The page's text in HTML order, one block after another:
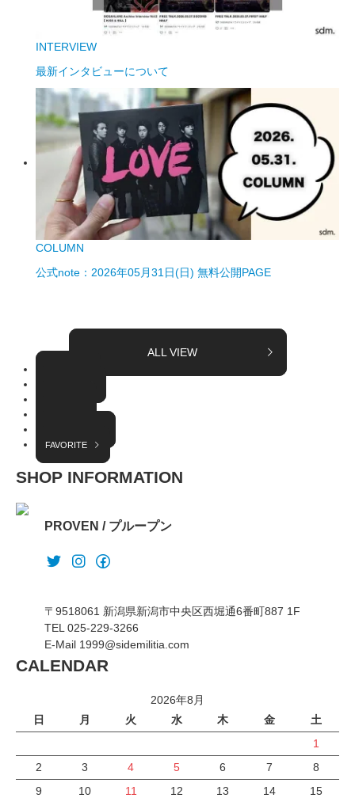
INTERVIEW
最新インタビューについて
COLUMN
公式note：2026年05月31日(日) 無料公開PAGE
ALL VIEW
FAVORITE
SHOP INFORMATION
PROVEN / プループン
〒9518061 新潟県新潟市中央区西堀通6番町887 1F
TEL 025-229-3266
E-Mail 1999@sidemilitia.com
CALENDAR
2026年8月
日
月 火 水 木 金
土
1
2
3 4 5 6 7
8
9
10 11 12 13 14
15